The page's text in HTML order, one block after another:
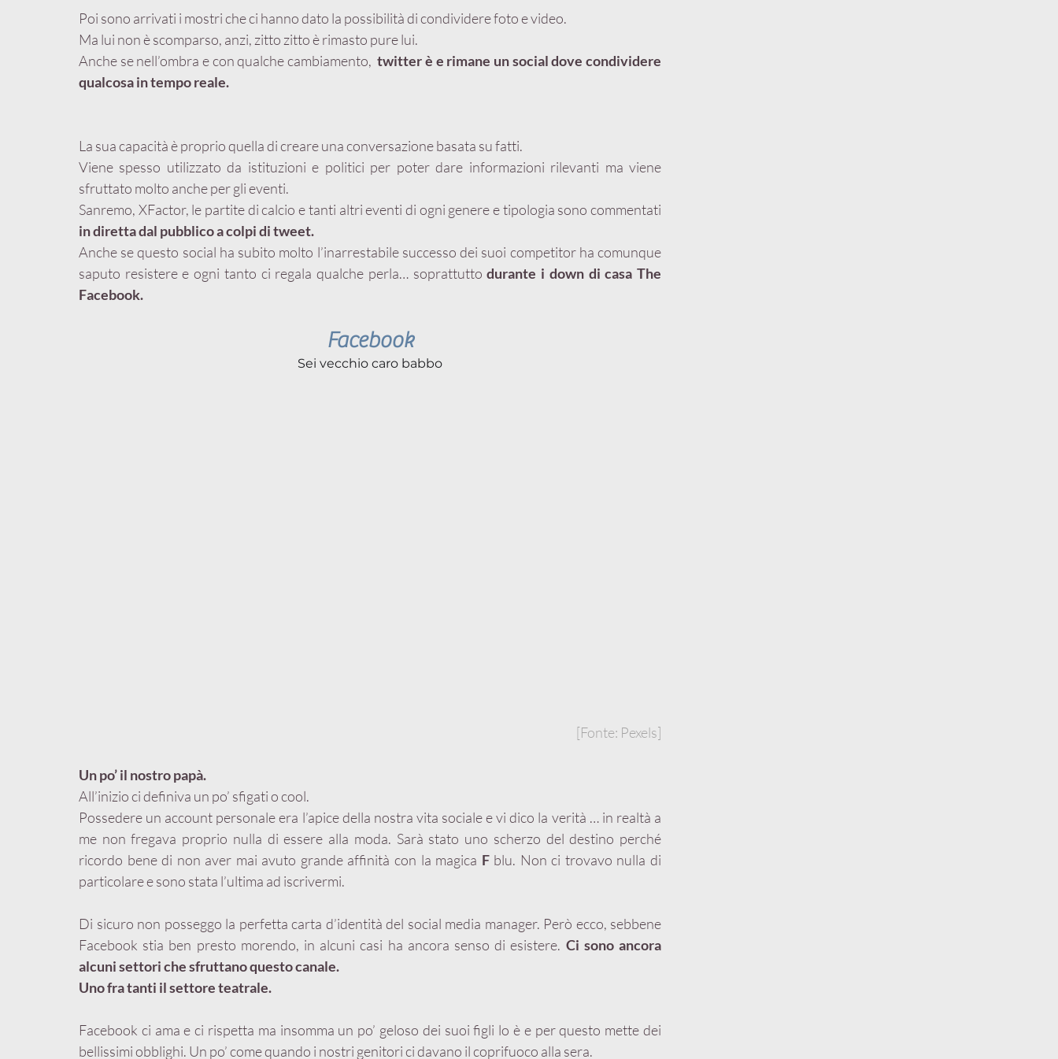
Poi sono arrivati i mostri che ci hanno dato la possibilità di condividere foto e video.
Ma lui non è scomparso, anzi, zitto zitto è rimasto pure lui.
Anche se nell’ombra e con qualche cambiamento, twitter è e rimane un social dove condividere
qualcosa in tempo reale.
La sua capacità è proprio quella di creare una conversazione basata su fatti.
Viene spesso utilizzato da istituzioni e politici per poter dare informazioni rilevanti ma viene
sfruttato molto anche per gli eventi.
in diretta dal pubblico a colpi di tweet.
Anche se questo social ha subito molto l’inarrestabile successo dei suoi competitor ha comunque
saputo resistere e ogni tanto ci regala qualche perla… soprattutto durante i down di casa The
Facebook.
Facebook
Sei vecchio caro babbo
[Fonte: Pexels]
Un po’ il nostro papà.
All’inizio ci definiva un po’ sfigati o cool.
Possedere un account personale era l’apice della nostra vita sociale e vi dico la verità … in realtà a
me non fregava proprio nulla di essere alla moda. Sarà stato uno scherzo del destino perché
ricordo bene di non aver mai avuto grande affinità con la magica F blu. Non ci trovavo nulla di
particolare e sono stata l’ultima ad iscrivermi.
Di sicuro non posseggo la perfetta carta d’identità del social media manager. Però ecco, sebbene
Facebook stia ben presto morendo, in alcuni casi ha ancora senso di esistere. Ci sono ancora
alcuni settori che sfruttano questo canale.
Uno fra tanti il settore teatrale.
Facebook ci ama e ci rispetta ma insomma un po’ geloso dei suoi figli lo è e per questo mette dei
bellissimi obblighi. Un po’ come quando i nostri genitori ci davano il coprifuoco alla sera.